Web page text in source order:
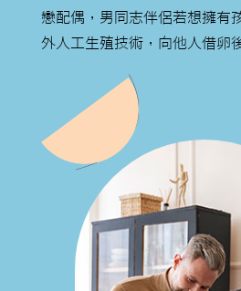
戀配偶，男同志伴侶若想擁有
外人工生殖技術，向他人借卵